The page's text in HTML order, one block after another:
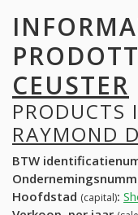
CEUSTER
PRODUCTS
RAYMOND
BTW
Hoofdstad (capital):